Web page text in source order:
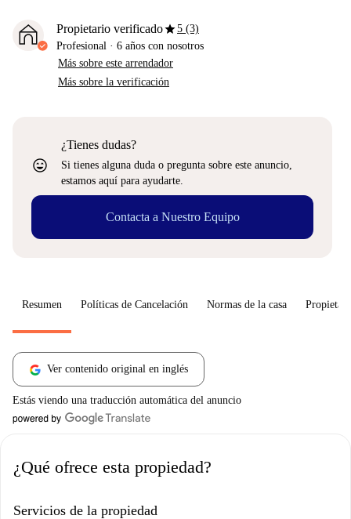
Propietario verificadostar5 (3)
Profesional · 6 años con nosotros
Más sobre este arrendador
Más sobre la verificación
sentiment_very_satisfied
¿Tienes dudas?
Si tienes alguna duda o pregunta sobre este anuncio,
estamos aquí para ayudarte.
Contacta a Nuestro Equipo
Resumen Políticas de Cancelación Normas de la casa
Ver contenido original en inglés
Estás viendo una traducción automática del anuncio
¿Qué ofrece esta propiedad?
Servicios de la propiedad